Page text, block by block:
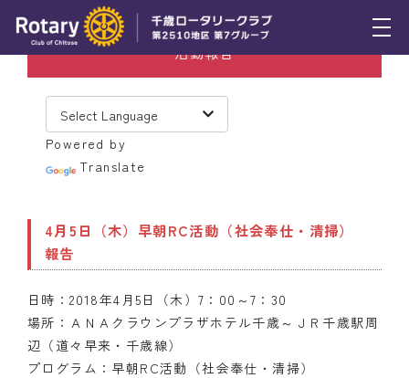
トピックス
例会報告
スケジュール
木曜会
組織図
活動報告
Powered by
Translate
4月5日（木）早朝RC活動（社会奉仕・清掃）
報告
日時：2018年4月5日（木）7：00～7：30
場所：ＡＮＡクラウンプラザホテル千歳～ＪＲ千歳駅周
辺（道々早来・千歳線）
プログラム：早朝RC活動（社会奉仕・清掃）